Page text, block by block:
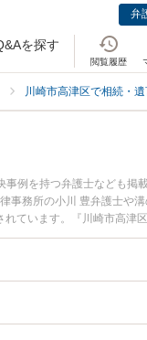
弁
を探す
閲覧履歴
川崎市高津区で相続・
例を持つ弁護士なども掲
事務所の小川 豊弁護士や
ています。『川崎市高津
たい』『初回相談無料で遺